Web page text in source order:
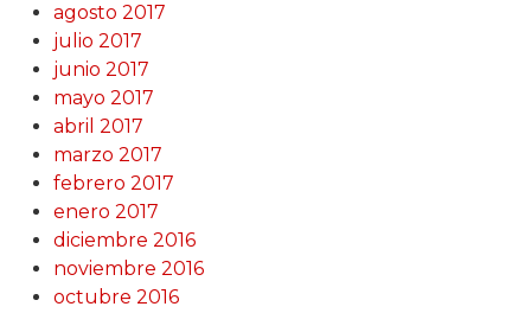
agosto 2017
julio 2017
junio 2017
mayo 2017
abril 2017
marzo 2017
febrero 2017
enero 2017
diciembre 2016
noviembre 2016
octubre 2016